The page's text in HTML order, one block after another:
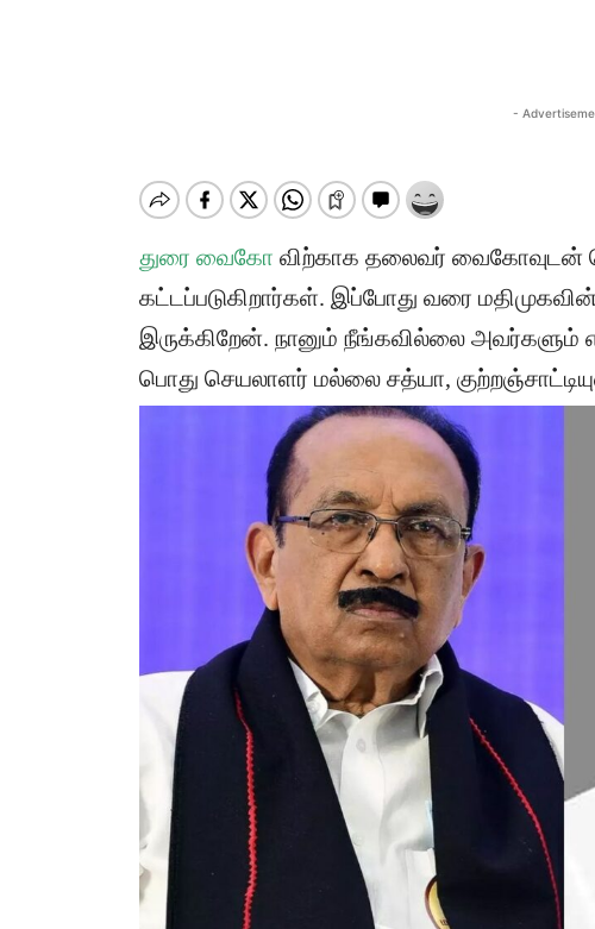
-
துரை வைகோ விற்காக தலைவர் வைகோவுடன்
கட்டப்படுகிறார்கள். இப்போது வரை
இருக்கிறேன். நானும் நீங்கவில்லை
பொது செயலாளர் மல்லை சத்யா,